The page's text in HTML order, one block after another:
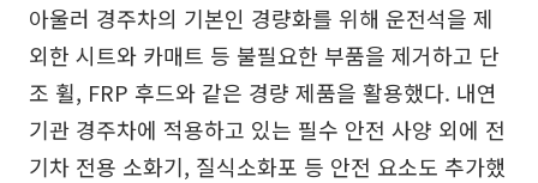
아울러 경주차의 기본인 경량화를 위해 운전석을 제
외한 시트와 카매트 등 불필요한 부품을 제거하고 단
조 휠, FRP 후드와 같은 경량 제품을 활용했다. 내연
기관 경주차에 적용하고 있는 필수 안전 사양 외에 전
기차 전용 소화기, 질식소화포 등 안전 요소도 추가했